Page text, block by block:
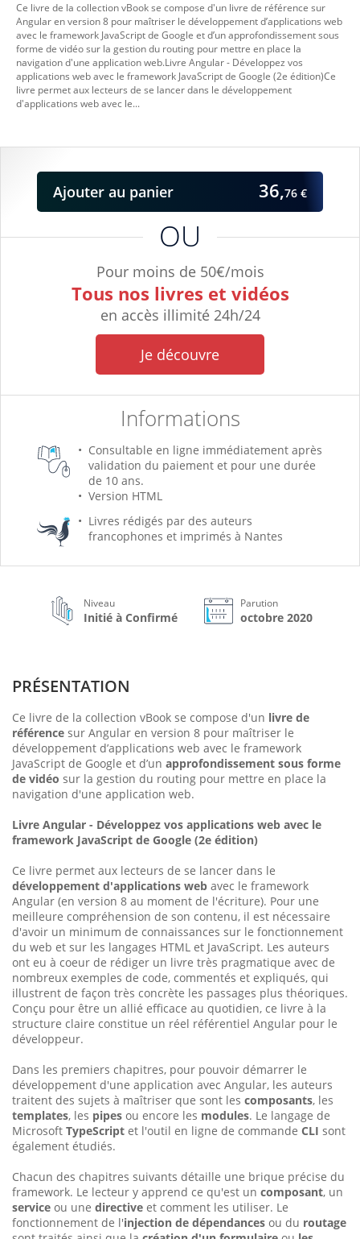
OU
Pour moins de 50€/mois
Tous nos livres et vidéos
en accès illimité 24h/24
Je découvre
Informations
Consultable en ligne immédiatement après
validation du paiement et pour une durée
de 10 ans.
Version HTML
Livres rédigés par des auteurs
francophones et imprimés à Nantes
Ajouter au panier 36,76 €
Ce livre de la collection vBook se compose d'un livre de référence sur
Angular en version 8 pour maîtriser le développement d’applications web
avec le framework JavaScript de Google et d’un approfondissement sous
forme de vidéo sur la gestion du routing pour mettre en place la
navigation d'une application web.Livre Angular - Développez vos
applications web avec le framework JavaScript de Google (2e édition)Ce
livre permet aux lecteurs de se lancer dans le développement
d'applications web avec le...
Niveau
Initié à Confirmé
Parution
octobre 2020
PRÉSENTATION
Ce livre de la collection vBook se compose d'un livre de
référence sur Angular en version 8 pour maîtriser le
développement d’applications web avec le framework
JavaScript de Google et d’un approfondissement sous forme
de vidéo sur la gestion du routing pour mettre en place la
navigation d'une application web.
Livre Angular - Développez vos applications web avec le
framework JavaScript de Google (2e édition)
Ce livre permet aux lecteurs de se lancer dans le
développement d'applications web avec le framework
Angular (en version 8 au moment de l'écriture). Pour une
meilleure compréhension de son contenu, il est nécessaire
d'avoir un minimum de connaissances sur le fonctionnement
du web et sur les langages HTML et JavaScript. Les auteurs
ont eu à coeur de rédiger un livre très pragmatique avec de
nombreux exemples de code, commentés et expliqués, qui
illustrent de façon très concrète les passages plus théoriques.
Conçu pour être un allié efficace au quotidien, ce livre à la
structure claire constitue un réel référentiel Angular pour le
développeur.
Dans les premiers chapitres, pour pouvoir démarrer le
développement d'une application avec Angular, les auteurs
traitent des sujets à maîtriser que sont les composants, les
templates, les pipes ou encore les modules. Le langage de
Microsoft TypeScript et l'outil en ligne de commande CLI sont
également étudiés.
Chacun des chapitres suivants détaille une brique précise du
framework. Le lecteur y apprend ce qu'est un composant, un
service ou une directive et comment les utiliser. Le
fonctionnement de l'injection de dépendances ou du routage